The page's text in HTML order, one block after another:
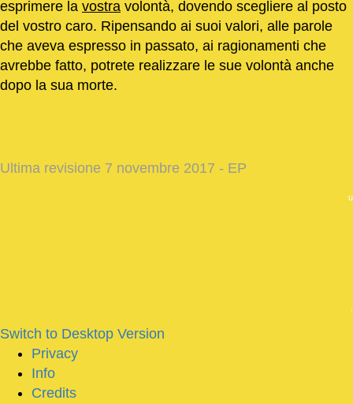
esprimere la vostra volontà, dovendo scegliere al posto
del vostro caro. Ripensando ai suoi valori, alle parole
che aveva espresso in passato, ai ragionamenti che
avrebbe fatto, potrete realizzare le sue volontà anche
dopo la sua morte.
Ultima revisione 7 novembre 2017 - EP
u
Switch to Desktop Version
Privacy
Info
Credits